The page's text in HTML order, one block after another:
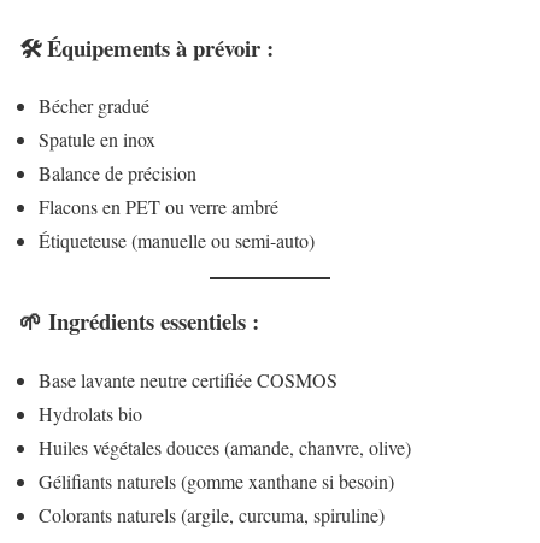
🛠️ Équipements à prévoir :
Bécher gradué
Spatule en inox
Balance de précision
Flacons en PET ou verre ambré
Étiqueteuse (manuelle ou semi-auto)
🌱 Ingrédients essentiels :
Base lavante neutre certifiée COSMOS
Hydrolats bio
Huiles végétales douces (amande, chanvre, olive)
Gélifiants naturels (gomme xanthane si besoin)
Colorants naturels (argile, curcuma, spiruline)